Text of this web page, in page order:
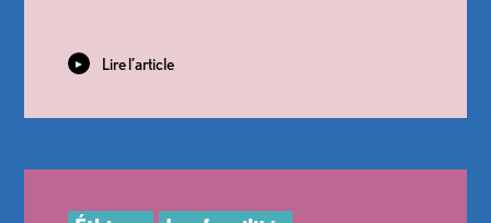
Lire l’article